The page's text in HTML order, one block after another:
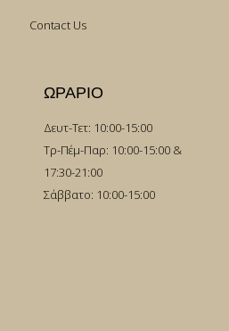
Contact Us
ΩΡΑΡΙΟ
Δευτ-Τετ: 10:00-15:00
Τρ-Πέμ-Παρ: 10:00-15:00 &
17:30-21:00
Σάββατο: 10:00-15:00